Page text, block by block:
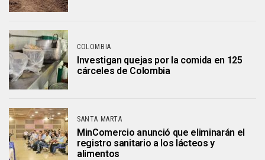
COLOMBIA
Investigan quejas por la comida en 125
cárceles de Colombia
SANTA MARTA
MinComercio anunció que eliminarán el
registro sanitario a los lácteos y
alimentos